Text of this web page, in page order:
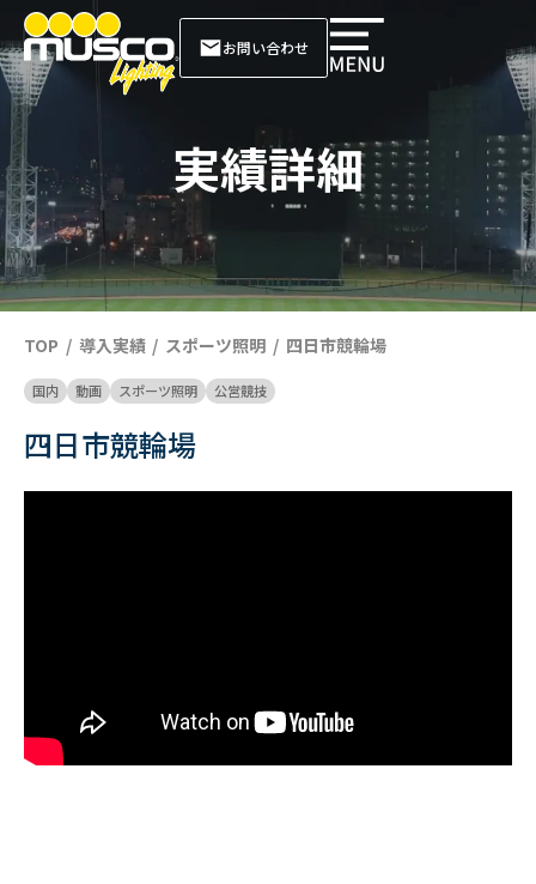
お問い合わせ
実績詳細
TOP 導入実績 スポーツ照明 四日市競輪場
国内 動画 スポーツ照明 公営競技
四日市競輪場